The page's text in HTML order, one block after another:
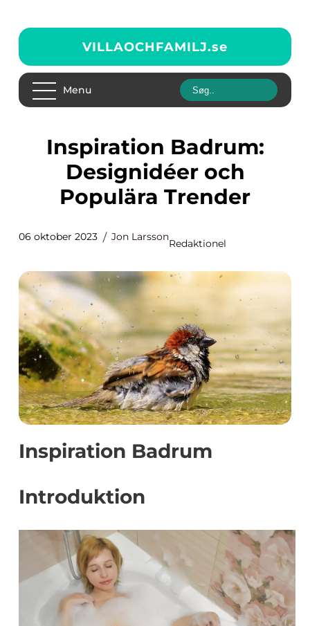
VILLAOCHFAMILJ.se
Menu
Inspiration Badrum:
Designidéer och
Populära Trender
06 oktober 2023 Jon Larsson
Redaktionel
Inspiration Badrum
Introduktion